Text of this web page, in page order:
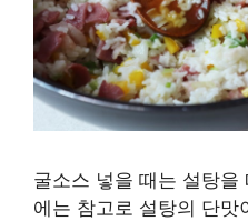
굴소스 넣을 때는 설탕을
에는 참고로 설탕의 단맛